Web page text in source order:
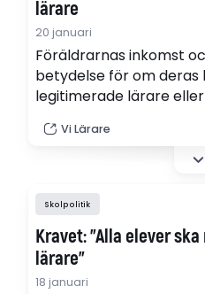
lärare
20 januari
Föräldrarnas inkomst
betydelse för om deras
legitimerade lärare
sitt ansvar och fördelar
elevernas behov", säger
Vi Lärare
Skolpolitik
Kravet: ”Alla elever
lärare”
18 januari